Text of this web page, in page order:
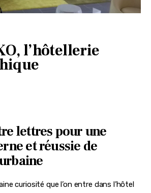
l’hôtellerie
lettres pour une
et réussie de
curiosité que l’on entre dans l’hôtel